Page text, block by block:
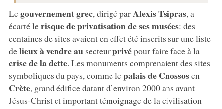
Legouvernement grec, dirigé parAlexis Tsipras, a
écarté lerisque de privatisation de ses musées: des
centaines de sites avaient en effet été inscrits sur une liste
delieux à vendre au secteurprivépour faire face à la
crise de la dette. Les monuments comprenaient des sites
symboliques du pays, comme lepalais de Cnossosen
Crète, grand édifice datant d’environ 2000 ans avant
Jésus-Christ et important témoignage de la civilisation